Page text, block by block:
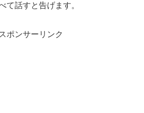
て話すと告げます。
スポンサーリンク